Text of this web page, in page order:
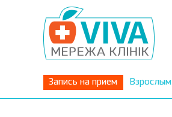
Запись на прием Взрослым